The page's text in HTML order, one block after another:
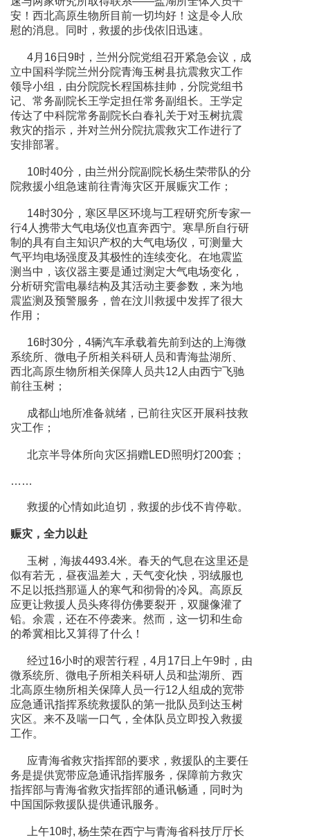
安！西北高原生物所目前一切均好！这是令人欣
慰的消息。同时，救援的步伐依旧迅速。
4月16日9时，兰州分院党组召开紧急会议，成
立中国科学院兰州分院青海玉树县抗震救灾工作
领导小组，由分院院长程国栋挂帅，分院党组书
记、常务副院长王学定担任常务副组长。王学定
传达了中科院常务副院长白春礼关于对玉树抗震
救灾的指示，并对兰州分院抗震救灾工作进行了
安排部署。
10时40分，由兰州分院副院长杨生荣带队的分
院救援小组急速前往青海灾区开展赈灾工作；
14时30分，寒区旱区环境与工程研究所专家一
行4人携带大气电场仪也直奔西宁。寒旱所自行研
制的具有自主知识产权的大气电场仪，可测量大
气平均电场强度及其极性的连续变化。在地震监
测当中，该仪器主要是通过测定大气电场变化，
分析研究雷电暴结构及其活动主要参数，来为地
震监测及预警服务，曾在汶川救援中发挥了很大
作用；
16时30分，4辆汽车承载着先前到达的上海微
系统所、微电子所相关科研人员和青海盐湖所、
西北高原生物所相关保障人员共12人由西宁飞驰
前往玉树；
成都山地所准备就绪，已前往灾区开展科技救
灾工作；
北京半导体所向灾区捐赠LED照明灯200套；
……
救援的心情如此迫切，救援的步伐不肯停歇。
赈灾，全力以赴
玉树，海拔4493.4米。春天的气息在这里还是
似有若无，昼夜温差大，天气变化快，羽绒服也
不足以抵挡那逼人的寒气和彻骨的冷风。高原反
应更让救援人员头疼得仿佛要裂开，双腿像灌了
铅。余震，还在不停袭来。然而，这一切和生命
的希冀相比又算得了什么！
经过16小时的艰苦行程，4月17日上午9时，由
微系统所、微电子所相关科研人员和盐湖所、西
北高原生物所相关保障人员一行12人组成的宽带
应急通讯指挥系统救援队的第一批队员到达玉树
灾区。来不及喘一口气，全体队员立即投入救援
工作。
应青海省救灾指挥部的要求，救援队的主要任
务是提供宽带应急通讯指挥服务，保障前方救灾
指挥部与青海省救灾指挥部的通讯畅通，同时为
中国国际救援队提供通讯服务。
上午10时, 杨生荣在西宁与青海省科技厅厅长